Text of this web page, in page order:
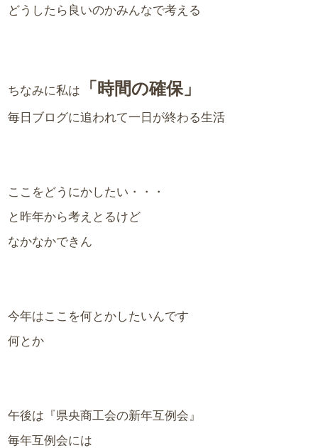
どうしたら良いのかみんなで考える
ちなみに私は 「時間の確保」
毎日ブログに追われて一日が終わる生活
ここをどうにかしたい・・・
と昨年から考えとるけど
なかなかできん
今年はここを何とかしたいんです
何とか
午後は『県央商工会の新年互例会』
毎年互例会には